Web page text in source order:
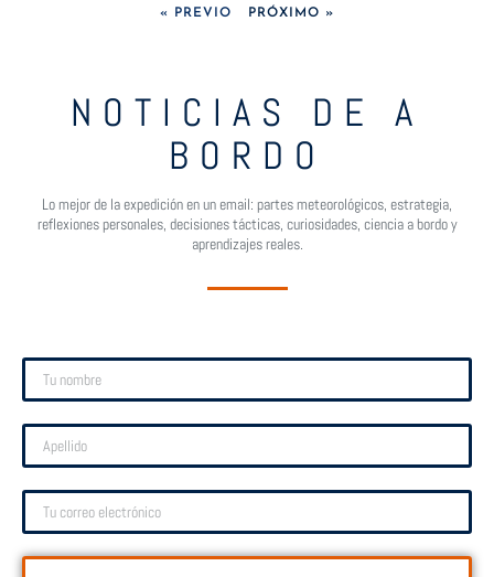
« PREVIO PRÓXIMO »
NOTICIAS DE A
BORDO
Lo mejor de la expedición en un email: partes meteorológicos, estrategia,
reflexiones personales, decisiones tácticas, curiosidades, ciencia a bordo y
aprendizajes reales.